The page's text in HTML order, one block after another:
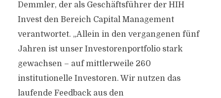
Demmler, der als Geschäftsführer der HIH
Invest den Bereich Capital Management
verantwortet. „Allein in den vergangenen fünf
Jahren ist unser Investorenportfolio stark
gewachsen – auf mittlerweile 260
institutionelle Investoren. Wir nutzen das
laufende Feedback aus den